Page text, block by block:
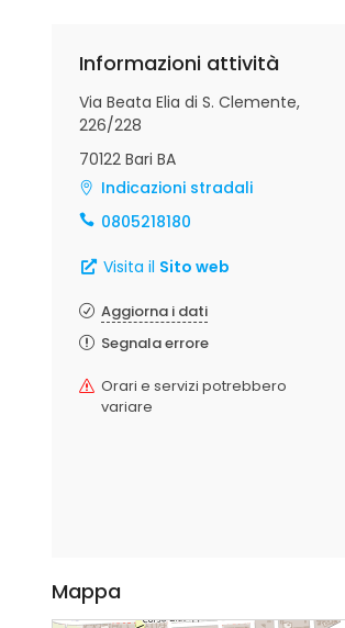
Informazioni attività
Via Beata Elia di S. Clemente,
226/228
70122 Bari BA
Indicazioni stradali
0805218180
Visita il Sito web
Aggiorna i dati
Segnala errore
Orari e servizi potrebbero
variare
Mappa